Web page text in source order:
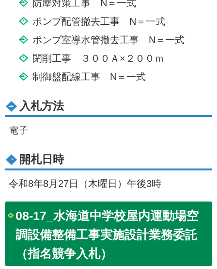
防塵対策工事 N＝一式
ポンプ配管撤去工事 N＝一式
ポンプ室導水管撤去工事 N＝一式
閉削工事 ３００Ａ×２００ｍ
制御盤配線工事 N＝一式
入札方法
電子
開札日時
令和8年8月27日（木曜日）午後3時
08-17_水海道中学校屋内運動場空
調設備整備工事実施設計業務委託
（指名競争入札）